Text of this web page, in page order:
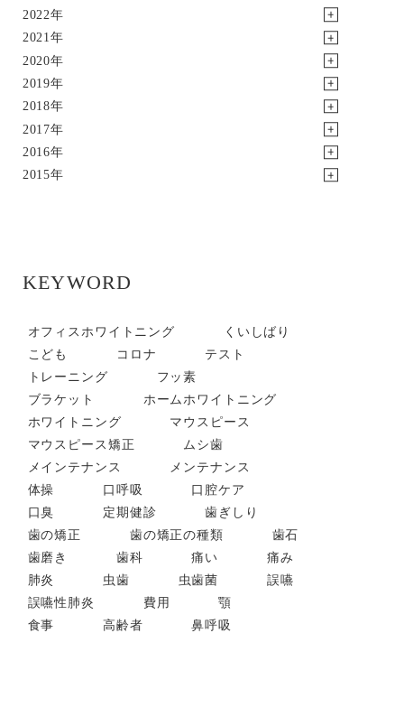
2022年
2021年
2020年
2019年
2018年
2017年
2016年
2015年
KEYWORD
オフィスホワイトニング
くいしばり
こども
コロナ
テスト
トレーニング
フッ素
ブラケット
ホームホワイトニング
ホワイトニング
マウスピース
マウスピース矯正
ムシ歯
メインテナンス
メンテナンス
体操
口呼吸
口腔ケア
口臭
定期健診
歯ぎしり
歯の矯正
歯の矯正の種類
歯石
歯磨き
歯科 痛い
痛み
肺炎
虫歯 虫歯菌
誤嚥
誤嚥性肺炎
費用
顎
食事
高齢者 鼻呼吸